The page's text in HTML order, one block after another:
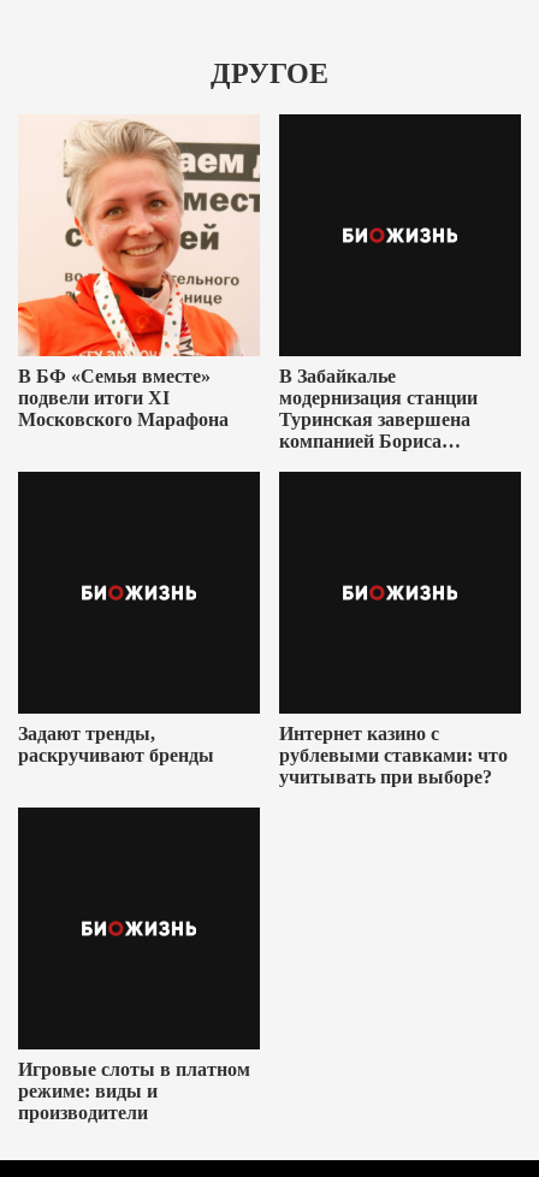
ДРУГОЕ
В БФ «Семья вместе»
подвели итоги XI
Московского Марафона
В Забайкалье
модернизация станции
Туринская завершена
компанией Бориса
Задают тренды,
раскручивают бренды
Интернет казино с
рублевыми ставками: что
учитывать при выборе?
Игровые слоты в платном
режиме: виды и
производители